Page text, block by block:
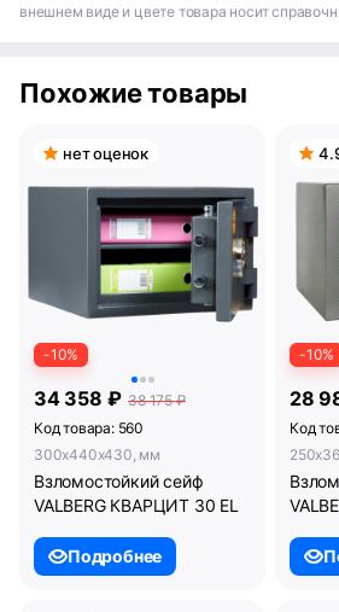
внешнем виде и цвете товара носит
Похожие товары
нет оценок
-10%
34 358 ₽ 38 175 ₽
Код товара: 560
300x440x430, мм
Взломостойкий сейф
VALBERG КВАРЦИТ 30 EL
Подробнее
-10%
28
Код